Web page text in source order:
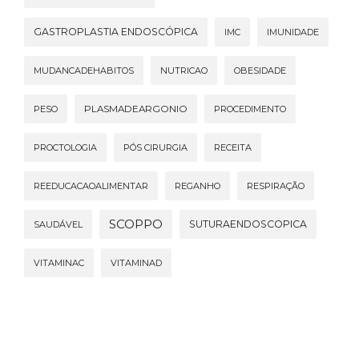
GASTROPLASTIA ENDOSCÓPICA IMC IMUNIDADE
MUDANCADEHABITOS NUTRICAO OBESIDADE
PESO PLASMADEARGONIO PROCEDIMENTO
PROCTOLOGIA PÓS CIRURGIA RECEITA
REEDUCACAOALIMENTAR REGANHO RESPIRAÇÃO
SAUDÁVEL SCOPPO SUTURAENDOSCOPICA
VITAMINAC VITAMINAD